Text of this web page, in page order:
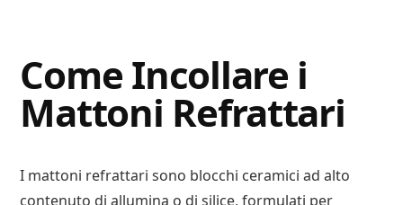
Advisory
Come Incollare i
Mattoni Refrattari
I mattoni refrattari sono blocchi ceramici ad alto
contenuto di allumina o di silice, formulati per